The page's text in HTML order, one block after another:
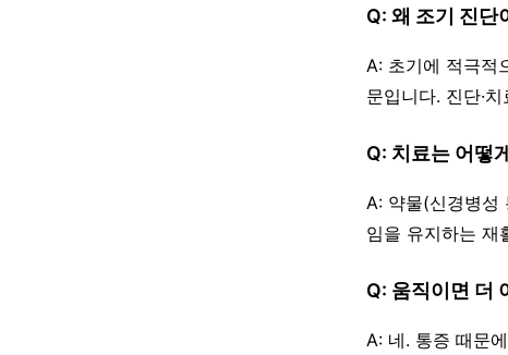
Q: 왜 조기 진단
A: 초기에 적극적
문입니다. 진단·
Q: 치료는 어떻
A: 약물(신경병성
임을 유지하는 재
Q: 움직이면 더
A: 네. 통증 때문